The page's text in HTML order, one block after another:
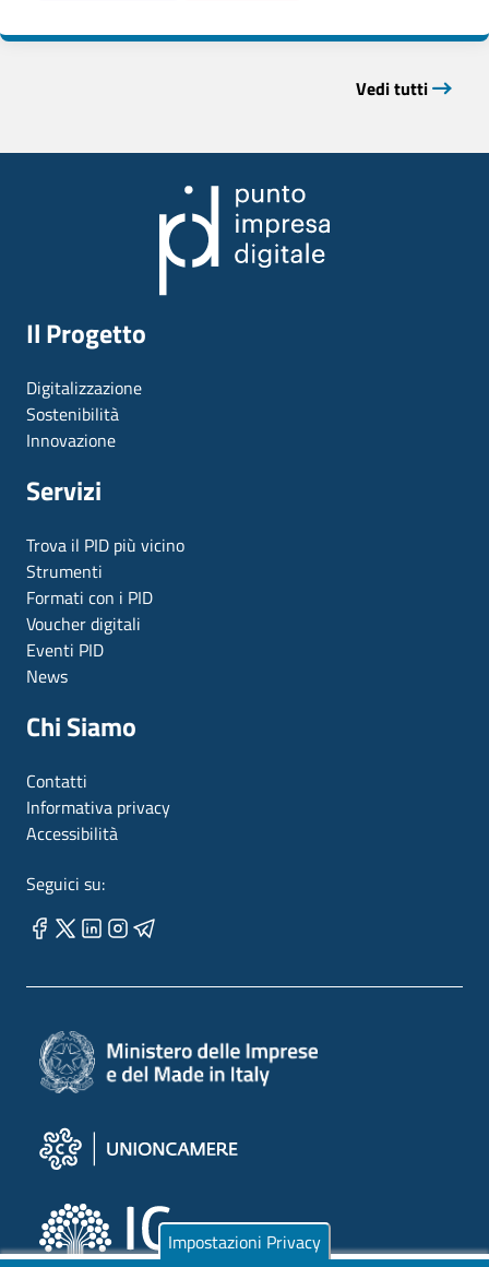
Vedi tutti
Il Progetto
Digitalizzazione
Sostenibilità
Innovazione
Servizi
Trova il PID più vicino
Strumenti
Formati con i PID
Voucher digitali
Eventi PID
News
Chi Siamo
Contatti
Informativa privacy
Accessibilità
Seguici su:
Impostazioni Privacy